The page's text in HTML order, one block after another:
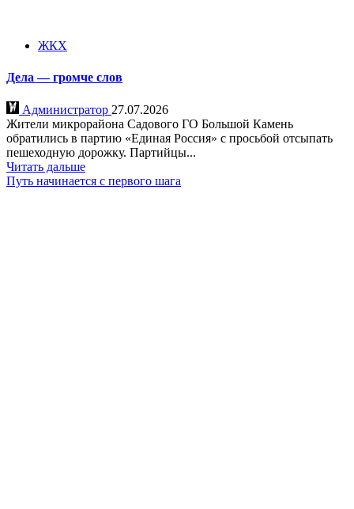
ЖКХ
Дела — громче слов
Администратор 27.07.2026
Жители микрорайона Садового ГО Большой Камень
обратились в партию «Единая Россия» с просьбой отсыпать
пешеходную дорожку. Партийцы...
Читать дальше
Путь начинается с первого шага